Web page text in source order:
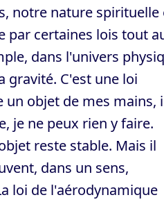
notre nature spirituelle
par certaines lois tout
dans l'univers
gravité. C'est une loi
un objet de mes mains,
je ne peux rien y faire.
reste stable. Mais il
dans un sens,
loi de l'aérodynamique